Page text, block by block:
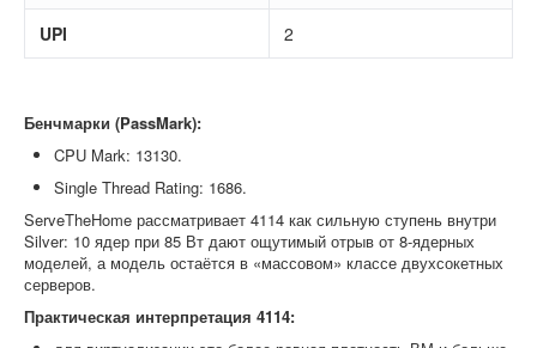
UPI 2
Бенчмарки (PassMark):
CPU Mark: 13130.
Single Thread Rating: 1686.
ServeTheHome рассматривает 4114 как сильную ступень внутри
Silver: 10 ядер при 85 Вт дают ощутимый отрыв от 8-ядерных
моделей, а модель остаётся в «массовом» классе двухсокетных
серверов.
Практическая интерпретация 4114: